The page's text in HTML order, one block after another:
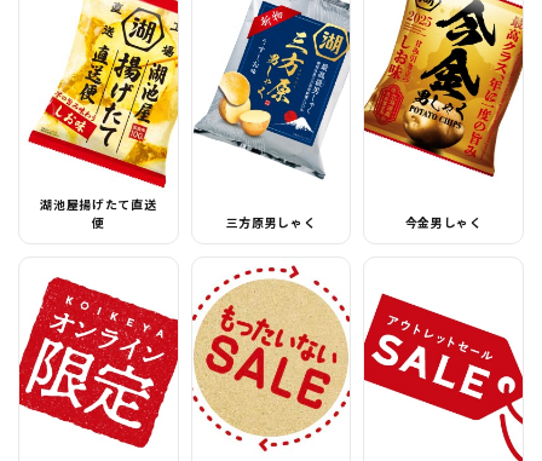
湖池屋揚げたて直送
便
三方原男しゃく 今金男しゃく